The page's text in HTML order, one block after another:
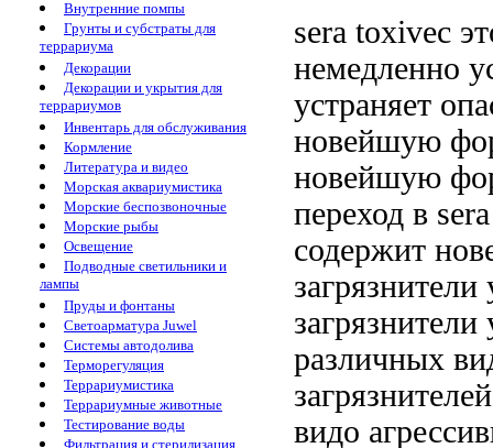
Внутренние помпы
Грунты и субстраты для
террариума
Декорации
Декорации и укрытия для
террариумов
Инвентарь для обслуживания
Кормление
Литература и видео
Морская аквариумистика
Морские беспозвоночные
Морские рыбы
Освещение
Подводные светильники и
лампы
Пруды и фонтаны
Светоарматура Juwel
Системы автодолива
Терморегуляция
Террариумистика
Террариумные животные
Тестирование воды
Фильтрация и стерилизация
sera toxivec
немедленно
устраняет
новейшую
новейшую
переход в
содержит
различных
видо